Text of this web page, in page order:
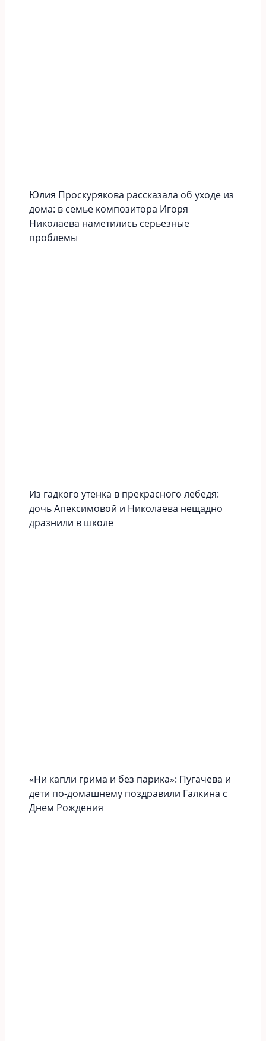
Юлия Проскурякова рассказала об уходе из
дома: в семье композитора Игоря
Николаева наметились серьезные
проблемы
Из гадкого утенка в прекрасного лебедя:
дочь Апексимовой и Николаева нещадно
дразнили в школе
«Ни капли грима и без парика»: Пугачева и
дети по-домашнему поздравили Галкина с
Днем Рождения